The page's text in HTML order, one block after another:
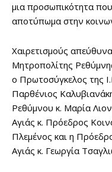
μια προσωπικότητα
αποτύπωμα στην
Χαιρετισμούς
Μητροπολίτης
ο Πρωτοσύγκελος της
Παρθένιος
Ρεθύμνου κ. Μαρία
Αγιάς κ. Πρόεδρος
Πλεμένος και η
Αγιάς κ. Γεωργία